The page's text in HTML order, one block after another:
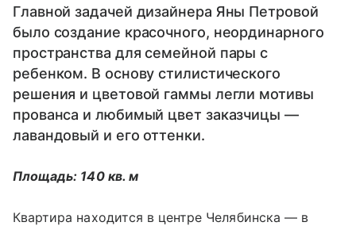
Главной задачей дизайнера Яны Петровой
было создание красочного, неординарного
пространства для семейной пары с
ребенком. В основу стилистического
решения и цветовой гаммы легли мотивы
прованса и любимый цвет заказчицы —
лавандовый и его оттенки.
Площадь: 140 кв. м
Квартира находится в центре Челябинска — в